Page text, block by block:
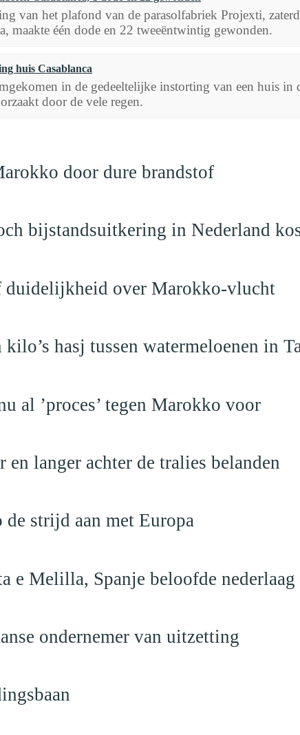
van het plafond van de parasolfabriek Projexti,
maakte één dode en 22 tweeëntwintig gewonden.
huis Casablanca
in de gedeeltelijke instorting van een huis in
door de vele regen.
door dure brandstof
bijstandsuitkering in Nederland
duidelijkheid over Marokko-vlucht
hasj tussen watermeloenen in
al ’proces’ tegen Marokko voor
langer achter de tralies belanden
strijd aan met Europa
e Melilla, Spanje beloofde nederlaag
ondernemer van uitzetting